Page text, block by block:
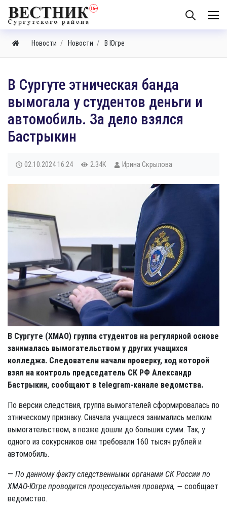
Новости Новости В Югре
​В Сургуте этническая банда
вымогала у студентов деньги и
автомобиль. За дело взялся
Бастрыкин
02.10.2024 16:24 2.34K Ирина Скрылова
В Сургуте (ХМАО) группа студентов на регулярной основе
занималась вымогательством у других учащихся
колледжа. Следователи начали проверку, ход которой
взял на контроль председатель СК РФ Александр
Бастрыкин, сообщают в telegram-канале ведомства.
По версии следствия, группа вымогателей сформировалась по
этническому признаку. Сначала учащиеся занимались мелким
вымогательством, а позже дошли до больших сумм. Так, у
одного из сокурсников они требовали 160 тысяч рублей и
автомобиль.
— По данному факту следственными органами СК России по
ХМАО-Югре проводится процессуальная проверка, — сообщает
ведомство.